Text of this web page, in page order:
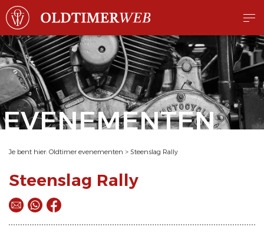
EVENEMENTEN
Je bent hier: Oldtimer evenementen > Steenslag Rally
Steenslag Rally